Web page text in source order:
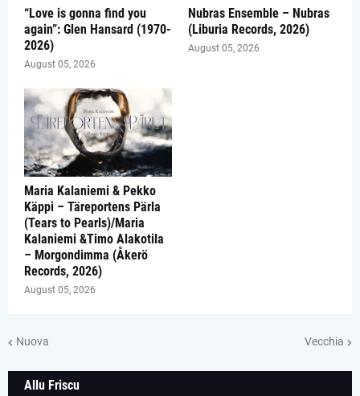
“Love is gonna find you
again”: Glen Hansard (1970-
2026)
August 05, 2026
Nubras Ensemble – Nubras
(Liburia Records, 2026)
August 05, 2026
Maria Kalaniemi & Pekko
Käppi – Täreportens Pärla
(Tears to Pearls)/Maria
Kalaniemi &Timo Alakotila
– Morgondimma (Åkerö
Records, 2026)
August 05, 2026
Nuova Vecchia
Allu Friscu